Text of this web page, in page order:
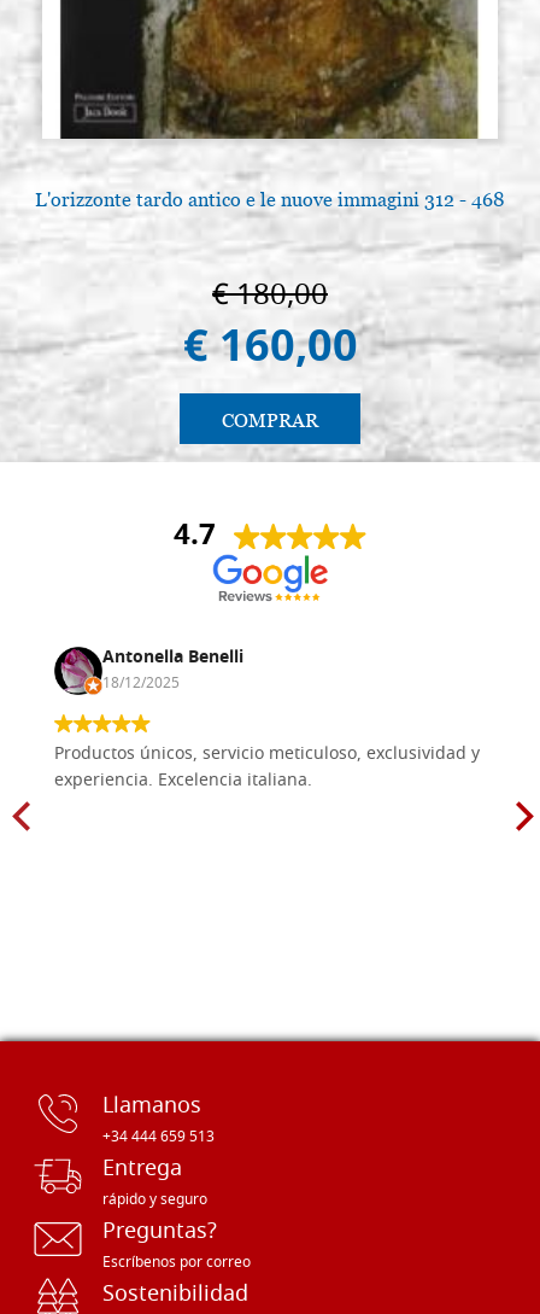
L'orizzonte tardo antico e le nuove immagini 312 - 468
€ 180,00
€ 160,00
COMPRAR
4.7
Antonella Benelli
18/12/2025
Productos únicos, servicio meticuloso, exclusividad y
experiencia. Excelencia italiana.
Llamanos
+34 444 659 513
Entrega
rápido y seguro
Preguntas?
Escríbenos por correo
Sostenibilidad